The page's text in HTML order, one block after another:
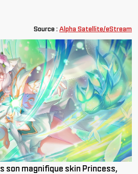
Source :Alpha Satellite/eStream
son magnifique skin Princess,